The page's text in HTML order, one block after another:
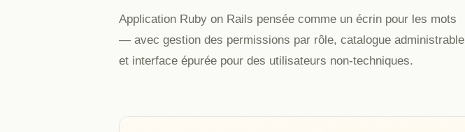
Application Ruby on Rails pensée comme un écrin pour les mots
— avec gestion des permissions par rôle, catalogue administrable
et interface épurée pour des utilisateurs non-techniques.